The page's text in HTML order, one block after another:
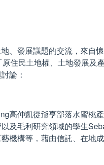
、發展議題的交流，來自
住民土地權、土地發展及
論：
高仲凱從爺亨部落水蜜桃
及毛利研究領域的學生
機構等，藉由信託、在地